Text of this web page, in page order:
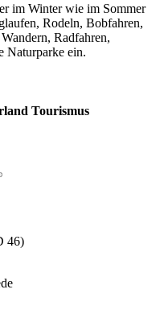
im Winter wie im Sommer
Rodeln, Bobfahren,
Radfahren,
Naturparke ein.
Tourismus
46)